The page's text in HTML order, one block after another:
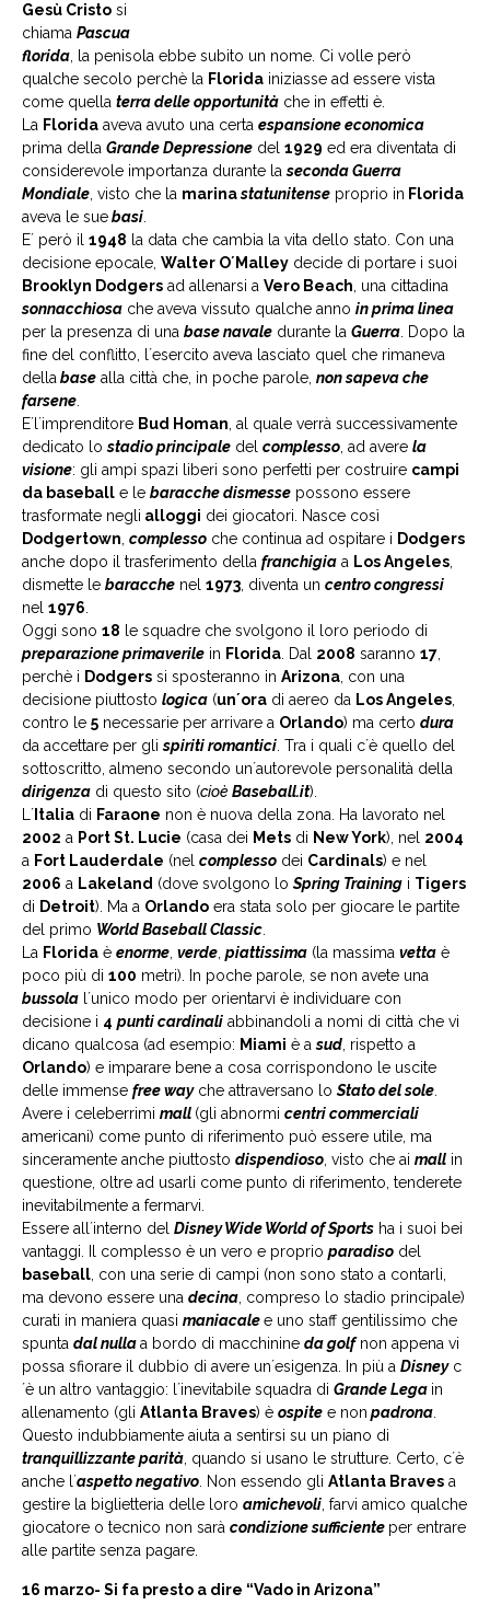
Gesù Cristo si
chiama Pascua
florida , la penisola ebbe subito un nome. Ci volle però
qualche secolo perchè la Florida iniziasse ad essere vista
come quella terra delle opportunità che in effetti è.
La Florida aveva avuto una certa espansione economica
prima della Grande Depressione del 1929 ed era diventata di
considerevole importanza durante laseconda Guerra
Mondiale , visto che la marinastatunitense proprio in Florida
aveva le suebasi
E´ però il 1948 la data che cambia la vita dello stato. Con una
decisione epocale, Walter O´Malley decide di portare i suoi
Brooklyn Dodgers ad allenarsi a Vero Beach , una cittadina
sonnacchiosa che aveva vissuto qualche anno in prima linea
per la presenza di una base navale durante la Guerra . Dopo la
fine del conflitto, l´esercito aveva lasciato quel che rimaneva
della base alla città che, in poche parole, non sapeva che
farsene
E´l´imprenditore Bud Homan , al quale verrà successivamente
dedicato lostadio principale del complesso , ad avere la
visione: gli ampi spazi liberi sono perfetti per costruire campi
da baseball e le baracche dismesse possono essere
trasformate negli alloggi dei giocatori. Nasce così
Dodgertown complesso che continua ad ospitare i Dodgers
anche dopo il trasferimento della franchigia a Los Angeles
dismette le baracche nel 1973 , diventa un centro congressi
nel 1976
Oggi sono 18 le squadre che svolgono il loro periodo di
preparazione primaverile in Florida . Dal 2008 saranno 17
perchè i Dodgers si sposteranno in Arizona , con una
decisione piuttosto logica (un´ora di aereo da Los Angeles
contro le 5 necessarie per arrivare a Orlando) ma certo dura
da accettare per glispiriti romantici . Tra i quali c´è quello del
sottoscritto, almeno secondo un´autorevole personalità della
dirigenza di questo sito (cioèBaseball.it).
L´ Italia di Faraone non è nuova della zona. Ha lavorato nel
2002 a Port St. Lucie (casa dei Mets di New York), nel 2004
a Fort Lauderdale (nel complesso dei Cardinals) e nel
2006 a Lakeland (dove svolgono loSpring Training i Tigers
di Detroit). Ma a Orlando era stata solo per giocare le partite
del primo World Baseball Classic
La Florida è enorme verde piattissima (la massima vetta è
poco più di 100 metri). In poche parole, se non avete una
bussola l´unico modo per orientarvi è individuare con
decisione i 4 punti cardinali abbinandoli a nomi di città che vi
dicano qualcosa (ad esempio: Miami è asud , rispetto a
Orlando) e imparare bene a cosa corrispondono le uscite
delle immense free wayche attraversano loStato del sole
Avere i celeberrimi mall (gli abnormi centri commerciali
americani) come punto di riferimento può essere utile, ma
sinceramente anche piuttosto dispendioso , visto che ai mall in
questione, oltre ad usarli come punto di riferimento, tenderete
inevitabilmente a fermarvi.
Essere all´interno del Disney Wide World of Sports ha i suoi bei
vantaggi. Il complesso è un vero e proprio paradiso del
baseball , con una serie di campi (non sono stato a contarli,
ma devono essere una decina , compreso lo stadio principale)
curati in maniera quasi maniacalee uno staff gentilissimo che
spunta dal nullaa bordo di macchinine da golfnon appena vi
possa sfiorare il dubbio di avere un´esigenza. In più a Disneyc
´è un altro vantaggio: l´inevitabile squadra di Grande Lega in
allenamento (gli Atlanta Braves) è ospite e non padrona
Questo indubbiamente aiuta a sentirsi su un piano di
tranquillizzante parità , quando si usano le strutture. Certo, c´è
anche l´aspetto negativo . Non essendo gli Atlanta Braves a
gestire la biglietteria delle loro amichevoli , farvi amico qualche
giocatore o tecnico non sarà condizione sufficiente per entrare
alle partite senza pagare.
16 marzo- Si fa presto a dire “Vado in Arizona”